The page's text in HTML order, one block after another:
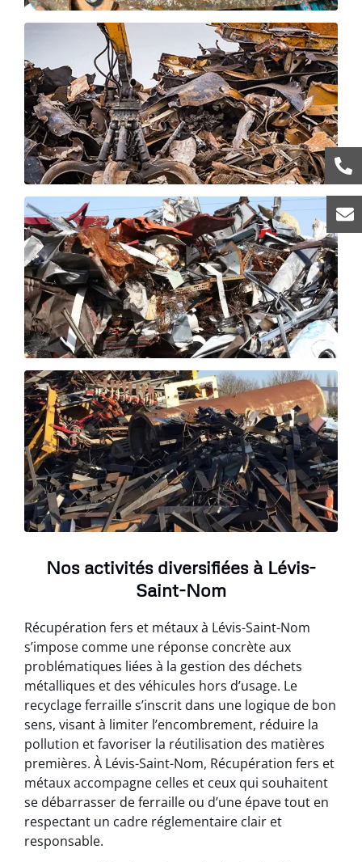
Nos activités diversifiées à Lévis-
Saint-Nom
Récupération fers et métaux à Lévis-Saint-Nom
s’impose comme une réponse concrète aux
problématiques liées à la gestion des déchets
métalliques et des véhicules hors d’usage. Le
recyclage ferraille s’inscrit dans une logique de bon
sens, visant à limiter l’encombrement, réduire la
pollution et favoriser la réutilisation des matières
premières. À Lévis-Saint-Nom, Récupération fers et
métaux accompagne celles et ceux qui souhaitent
se débarrasser de ferraille ou d’une épave tout en
respectant un cadre réglementaire clair et
responsable.